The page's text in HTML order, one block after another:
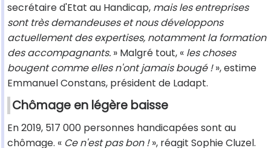
secrétaire d'Etat au Handicap, mais les entreprises
sont très demandeuses et nous développons
actuellement des expertises, notamment la formation
des accompagnants. » Malgré tout, « les choses
bougent comme elles n'ont jamais bougé !», estime
Emmanuel Constans, président de Ladapt.
Chômage en légère baisse
En 2019, 517 000 personnes handicapées sont au
chômage. « Ce n'est pas bon !», réagit Sophie Cluzel.